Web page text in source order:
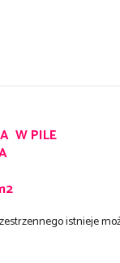
W PILE
istnieje